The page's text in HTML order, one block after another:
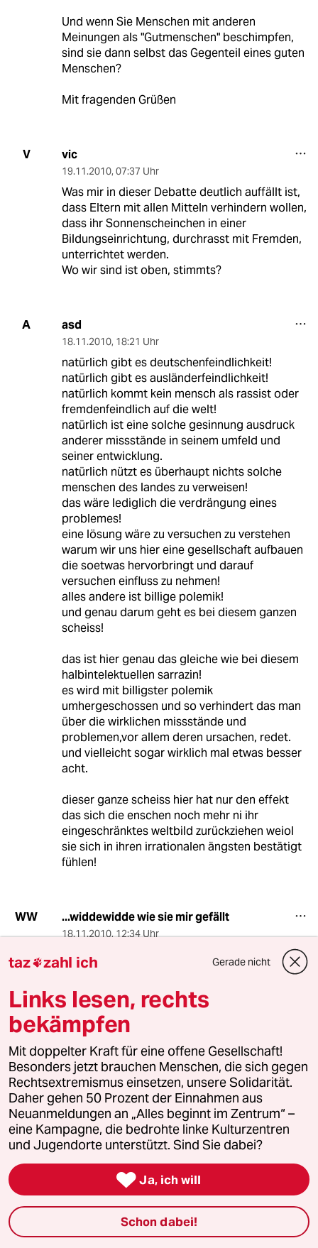
Und wenn Sie Menschen mit anderen
Meinungen als "Gutmenschen" beschimpfen,
sind sie dann selbst das Gegenteil eines guten
Menschen?
Mit fragenden Grüßen
V vic
19.11.2010, 07:37 Uhr
Was mir in dieser Debatte deutlich auffällt ist,
dass Eltern mit allen Mitteln verhindern wollen,
dass ihr Sonnenscheinchen in einer
Bildungseinrichtung, durchrasst mit Fremden,
unterrichtet werden.
Wo wir sind ist oben, stimmts?
A asd
18.11.2010, 18:21 Uhr
natürlich gibt es deutschenfeindlichkeit!
natürlich gibt es ausländerfeindlichkeit!
natürlich kommt kein mensch als rassist oder
fremdenfeindlich auf die welt!
natürlich ist eine solche gesinnung ausdruck
anderer missstände in seinem umfeld und
seiner entwicklung.
natürlich nützt es überhaupt nichts solche
menschen des landes zu verweisen!
das wäre lediglich die verdrängung eines
problemes!
eine lösung wäre zu versuchen zu verstehen
warum wir uns hier eine gesellschaft aufbauen
die soetwas hervorbringt und darauf
versuchen einfluss zu nehmen!
alles andere ist billige polemik!
und genau darum geht es bei diesem ganzen
scheiss!
das ist hier genau das gleiche wie bei diesem
halbintelektuellen sarrazin!
es wird mit billigster polemik
umhergeschossen und so verhindert das man
über die wirklichen missstände und
problemen,vor allem deren ursachen, redet.
und vielleicht sogar wirklich mal etwas besser
acht.
dieser ganze scheiss hier hat nur den effekt
das sich die enschen noch mehr ni ihr
eingeschränktes weltbild zurückziehen weiol
sie sich in ihren irrationalen ängsten bestätigt
fühlen!
WW ...widdewidde wie sie mir gefällt
18.11.2010,12:34 Uhr
Man sollte in dieser Diskussion bedenken, daß
gerade diejenigen, die den Begriff
stigmatisieren, die ersten sind, die beim
Eintritt der eigenen Kinder ins schulpflichtige
Alter alle mehr oder weniger legalen Register
ziehen, um ihre Lea-Sophies und Björn-
Thorbens nicht dem Problem auszusetzen,
dessen Existenz die vereinte multikulturell
beseelte Gutmenschenschaft so wortreich in
Frage stellt :-)
R RAberima
16:17 Uhr
Weil es keine Studien über gruppenbezogene
Menschenfeindlichkeit gegenüber
Nichtmigranten und nichtmuslimischen
taz zahl ich Gerade nicht
Links lesen, rechts
bekämpfen
Mit doppelter Kraft für eine offene Gesellschaft!
Besonders jetzt brauchen Menschen, die sich gegen
Rechtsextremismus einsetzen, unsere Solidarität.
Daher gehen 50 Prozent der Einnahmen aus
Neuanmeldungen an „Alles beginnt im Zentrum“ –
eine Kampagne, die bedrohte linke Kulturzentren
und Jugendorte unterstützt. Sind Sie dabei?
 Ja, ich will
Schon dabei!